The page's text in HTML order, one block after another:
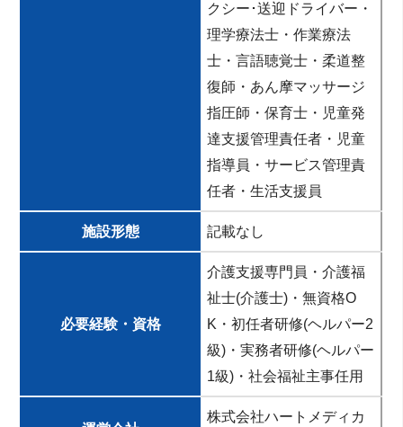
クシー･送迎ドライバー・
理学療法士・作業療法
士・言語聴覚士・柔道整
復師・あん摩マッサージ
指圧師・保育士・児童発
達支援管理責任者・児童
指導員・サービス管理責
任者・生活支援員
施設形態 記載なし
必要経験・資格
介護支援専門員・介護福
祉士(介護士)・無資格O
K・初任者研修(ヘルパー2
級)・実務者研修(ヘルパー
1級)・社会福祉主事任用
株式会社ハートメディカ